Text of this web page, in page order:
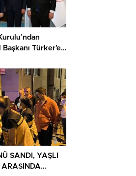
Başkanı Türker’e
SANDI, YAŞLI
ARASINDA